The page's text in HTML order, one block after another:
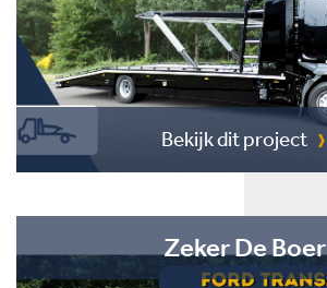
Bekijk dit project
Zeker De Boer